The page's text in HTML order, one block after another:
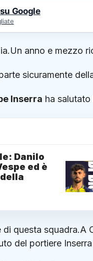
Google
anno e mezzo
sicuramente
Inserra ha
Danilo
ed è
questa squadra.A
del portiere Inserra